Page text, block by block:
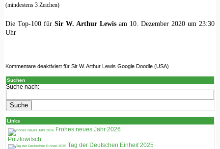
(mindestens 3 Zeichen)
Die Top-100 für Sir W. Arthur Lewis am 10. Dezember 2020 um 23:30
Uhr
Kommentare deaktiviertfür Sir W. Arthur Lewis Google Doodle (USA)
Suchen
Suche nach:
Links
Frohes neues Jahr 2026
Putzlowitsch
Tag der Deutschen Einheit 2025